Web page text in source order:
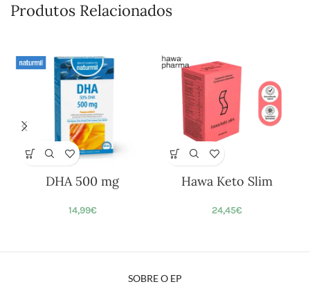
Produtos Relacionados
DHA 500 mg
14,99€
Hawa Keto Slim
24,45€
SOBRE O EP